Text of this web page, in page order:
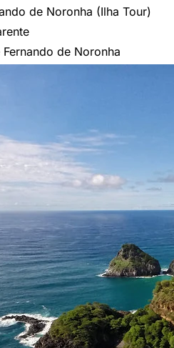
de Noronha (Ilha Tour)
de Noronha